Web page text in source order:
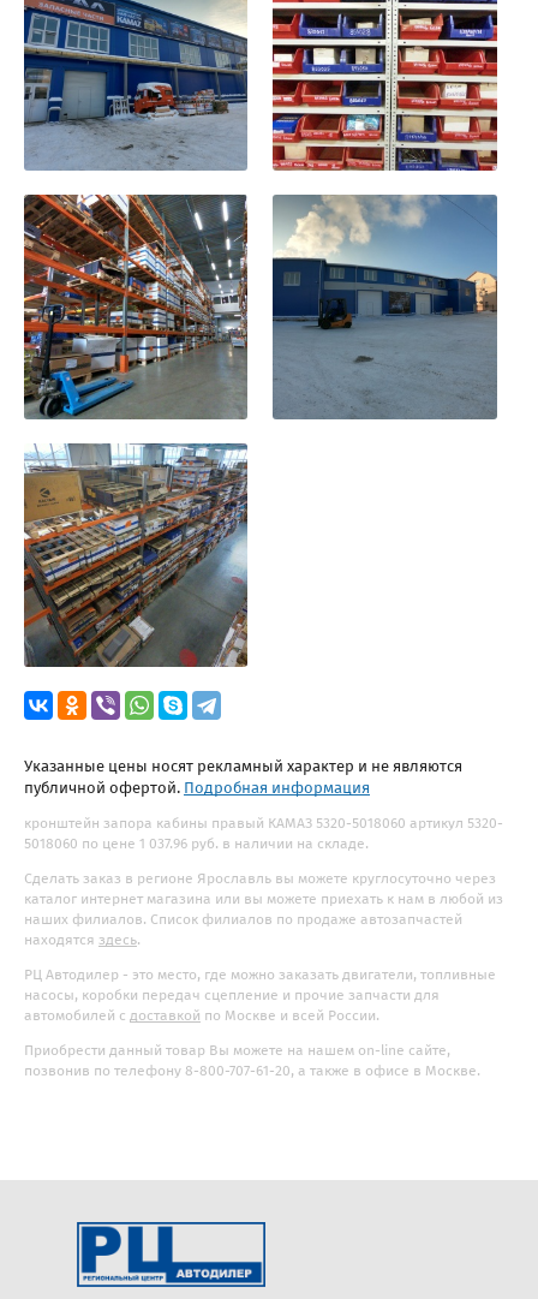
Указанные цены носят рекламный характер и не являются
публичной офертой. Подробная информация
кронштейн запора кабины правый КАМАЗ 5320-5018060 артикул 5320-
5018060 по цене 1 037.96 руб. в наличии на складе.
Сделать заказ в регионе Ярославль вы можете круглосуточно через
каталог интернет магазина или вы можете приехать к нам в любой из
наших филиалов. Список филиалов по продаже автозапчастей
находятся здесь.
РЦ Автодилер - это место, где можно заказать двигатели, топливные
насосы, коробки передач сцепление и прочие запчасти для
автомобилей с доставкой по Москве и всей России.
Приобрести данный товар Вы можете на нашем on-line сайте,
позвонив по телефону 8-800-707-61-20, а также в офисе в Москве.